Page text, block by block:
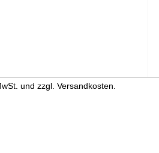
und zzgl. Versandkosten.